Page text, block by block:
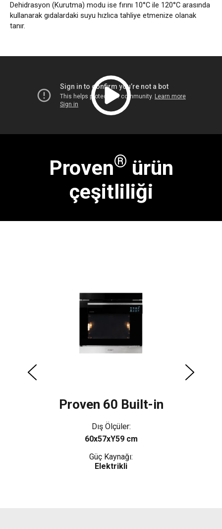
Dehidrasyon (Kurutma) modu ise fırını 10°C ile 120°C arasında
kullanarak gıdalardaki suyu hızlıca tahliye etmenize olanak
tanır.
Proven® ürün
çeşitliliği
Proven 60 Built-in
Dış Ölçüler:
60x57xY59 cm
Güç Kaynağı:
Elektrikli